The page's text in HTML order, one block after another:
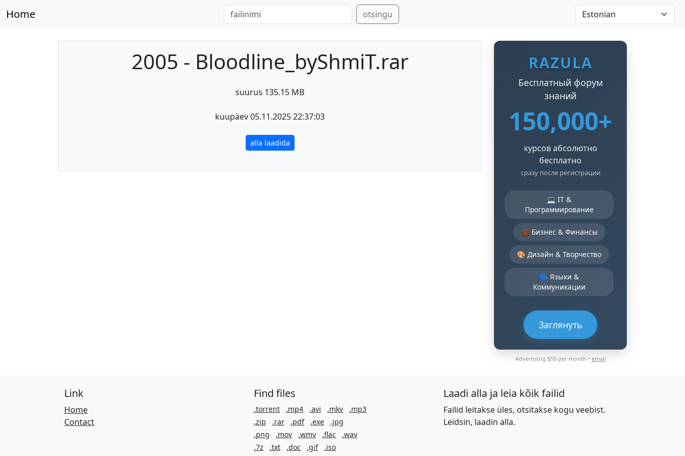
Home otsingu
2005 - Bloodline_byShmiT.rar
suurus 135.15 MB
kuupäev 05.11.2025 22:37:03
alla laadida
RAZULA
Бесплатный форум
знаний
150,000+
курсов абсолютно
бесплатно
сразу после регистрации
💻 IT &
Программирование
💼 Бизнес & Финансы
🎨 Дизайн & Творчество
🗣️ Языки &
Коммуникации
Заглянуть
Advertising $50 per month • email
Link
Home
Contact
Find files
.torrent .mp4 .avi .mkv
.mp3
.zip
.rar .pdf .exe
.jpg
.png
.mov .wmv .flac
.wav
.7z
.txt .doc .gif .iso
Laadi alla ja leia kõik failid
Failid leitakse üles, otsitakse kogu veebist.
Leidsin, laadin alla.